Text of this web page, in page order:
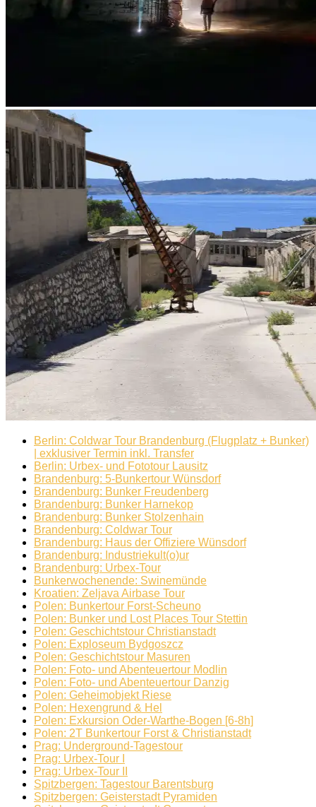
Berlin: Coldwar Tour Brandenburg (Flugplatz + Bunker)
| exklusiver Termin inkl. Transfer
Berlin: Urbex- und Fototour Lausitz
Brandenburg: 5-Bunkertour Wünsdorf
Brandenburg: Bunker Freudenberg
Brandenburg: Bunker Harnekop
Brandenburg: Bunker Stolzenhain
Brandenburg: Coldwar Tour
Brandenburg: Haus der Offiziere Wünsdorf
Brandenburg: Industriekult(o)ur
Brandenburg: Urbex-Tour
Bunkerwochenende: Swinemünde
Kroatien: Zeljava Airbase Tour
Polen: Bunkertour Forst-Scheuno
Polen: Bunker und Lost Places Tour Stettin
Polen: Geschichtstour Christianstadt
Polen: Exploseum Bydgoszcz
Polen: Geschichtstour Masuren
Polen: Foto- und Abenteuertour Modlin
Polen: Foto- und Abenteuertour Danzig
Polen: Geheimobjekt Riese
Polen: Hexengrund & Hel
Polen: Exkursion Oder-Warthe-Bogen [6-8h]
Polen: 2T Bunkertour Forst & Christianstadt
Prag: Underground-Tagestour
Prag: Urbex-Tour I
Prag: Urbex-Tour II
Spitzbergen: Tagestour Barentsburg
Spitzbergen: Geisterstadt Pyramiden